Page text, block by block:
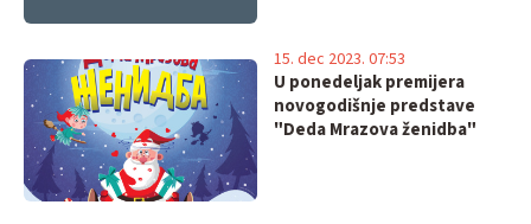
U ponedeljak premijera
novogodišnje predstave
"Deda Mrazova ženidba"
15. dec 2023. 07:53